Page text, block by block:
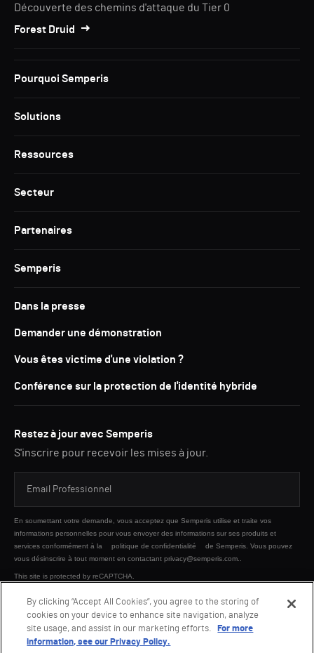
Découverte des chemins d'attaque du Tier 0
Forest Druid
Pourquoi Semperis
Solutions
Ressources
Secteur
Partenaires
Semperis
Dans la presse
Demander une démonstration
Vous êtes victime d'une violation ?
Conférence sur la protection de l'identité hybride
Restez à jour avec Semperis
S'inscrire pour recevoir les mises à jour.
En soumettant votre demande, vous acceptez que Semperis utilise et traite vos
informations personnelles pour vous envoyer des informations sur ses produits et
services conformément à la
politique de confidentialité
de Semperis. Vous pouvez
vous désinscrire à tout moment en contactant privacy@semperis.com..
This site is protected by reCAPTCHA.
ENVOYER
By clicking “Accept All Cookies”, you agree to the storing of
cookies on your device to enhance site navigation, analyze
site usage, and assist in our marketing efforts.
For more
information, see our Privacy Policy.